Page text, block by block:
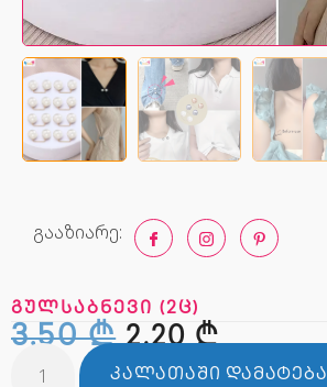
გააზიარე:
გულსაბნევი (2ც)
3,50₾ 2,20₾
ᲙᲐᲚᲐᲗᲐᲨᲘ ᲓᲐᲛᲐᲢᲔᲑᲐ